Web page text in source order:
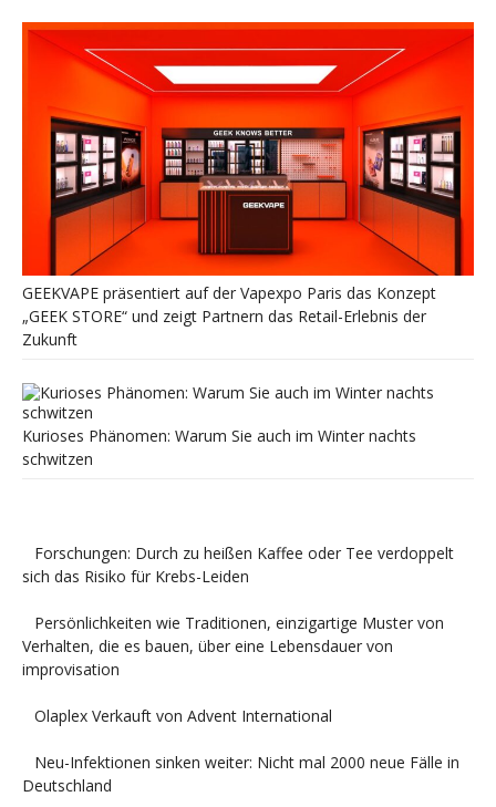
GEEKVAPE präsentiert auf der Vapexpo Paris das Konzept
„GEEK STORE“ und zeigt Partnern das Retail-Erlebnis der
Zukunft
Kurioses Phänomen: Warum Sie auch im Winter nachts
schwitzen
Forschungen: Durch zu heißen Kaffee oder Tee verdoppelt
sich das Risiko für Krebs-Leiden
Persönlichkeiten wie Traditionen, einzigartige Muster von
Verhalten, die es bauen, über eine Lebensdauer von
improvisation
Olaplex Verkauft von Advent International
Neu-Infektionen sinken weiter: Nicht mal 2000 neue Fälle in
Deutschland